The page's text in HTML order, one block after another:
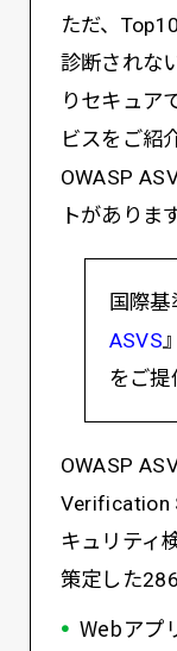
ただ、
診断されな
りセキュア
ビスをご紹
OWASP
トがあります
国際基
ASVS
をご提
OWASP
Verification
キュリティ
策定した
Webアプ